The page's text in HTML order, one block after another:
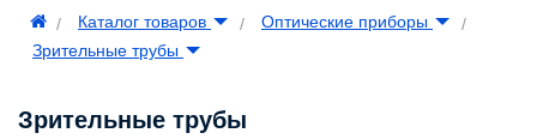
Каталог товаров
Оптические приборы
Зрительные трубы
Зрительные трубы